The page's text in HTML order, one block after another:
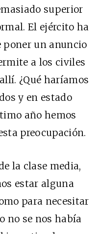
superior
El ejército ha
un anuncio
a los civiles
¿Qué haríamos
y en estado
año hemos
preocupación.
la clase media,
estar alguna
para necesitar
no se nos había